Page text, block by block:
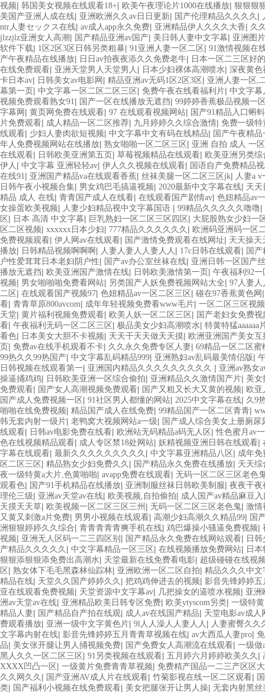
视频| 韩国美女视频在线观看18+| 欧美午夜理论片1000在线播放| 狠狠狠
美国产亚洲人成在线| 亚洲欧洲久久av日日更新| 国产伦理精品久久久久 |
ntr人妻セックス在线| av成人app永久免费| 亚洲精品伊人久久久大香| 久
jlzzjlz亚洲女人高潮| 国产精品亚洲av国产| 美日韩人妻中文字幕| 亚洲图
软件下载| 1区2区3区日韩另类粗暴| 91亚洲人妻一区二区 | 91激情视频在
产午夜精品在线播放| 日日av拍夜夜添久久免费老牛| 日本一区二三区好
在线免费观看| 亚洲天堂男人天堂男人 | 日本少妇裸体高潮喷水| 深夜黄色
卡日本av| 日韩美女av电影网 | 精品亚洲av无码1区2区3区 | 亚洲人妻一区,
幕第一页 | 中文字幕一区二区二区三区 | 免费午夜在线看福利片| 中文字幕
视频免费观看熟女91| 国产一区在线播放无遮挡| 99婷婷香蕉极品视频一
字幕网 | 黄页网免费在线观看| 97 在线观看视频网站| 国产91精品入口蝌
片免费观看| 成人精品一区二区推荐| 九月婷婷久久综合激情| 免费一级特
线观看| 少妇人妻肉欲短视频| 中文字幕中文有码在线精品| 国产午夜精
年人免费视频网站在线播放| 熟女啪啪一区二区三区 | 亚洲 自拍 成人 一区
在线观看| 日韩欧美亚洲第五页 | 草莓视频精品在线观看| 欧美亚洲另类综
伊人 | 中文字幕 亚洲轻轻av| 伊人久久视频在线观看| 国语自产免费精品
在线91| 亚洲国产精品va在线观看香蕉| 丝袜美腿一区二区三区jk| 人妻a
日韩午夜小视频合集| 男女鸡巴毛搞逼视频| 2020最新中文字幕在线| 天天
精品 成人 在线| 青青国产成人在线看| 在线观看国产剧情av| 色妞精品av
女操蛋欧美视频| 人妻少妇精品视中文字幕国语 | 99精品久久久久久噜噜|
区 | 日本 高清 中文字幕| 巨乳熟妇一区二区三区四区 | 大屁股熟女少妇一
区二区视频| xxxxxx日本少妇| 777精品久久久久久久 | 欧洲码亚洲码一区
免费视频观看| 伊人网av在线观看| 国产激情免费观看在线网址| 天天操天
播放| 日韩精品视频啊啊啊 | 人妻人妻人人妻人人 | 17c日韩在线观看| 国
户性爱茸茸日本老妇阴户性| 国产av办公室丝袜在线| 亚洲日韩一区国产
播放无遮挡| 欧美亚洲国产激情在线| 日韩欧美激情第一页 | 午夜福利92
视频| 男女啪啪啪免费看网站| 另类国产人妖免费视频网站大全| 97人妻
二区 | 在线观看国产视频97| 色妞精品av一区二区三区 | 碰在97香蕉黄色网
看| 青青草原800avcom| 成年年轻视频免费看www毛片| 一区二区三区视
天堂| 黄片福利视频免费观看| 欧美人妖一区二区三区 | 国产老妇女免费视
看| 午夜福利无码一区二区三区 | 极品美女少妇高潮喷水| 特黄特猛aaaaaa
看色| 日本美女大胆不卡视频| 天天干天天做天天摸| 欧洲亚洲国产美女互
页 | 免费av在线手机观看不卡| 久久永久免费专区人妻| 69精品一区二区蜜
99热久久99热国产| 中文字幕乱码精品999| 亚洲熟妇av乱码最美情侣版 |
日韩视频在线观看第一| 亚洲国内精品久久久久久久久久久 | 亚洲av熟女
操逼捅鸡鸡| 日韩欧美亚洲一区综合偷拍| 亚洲精品久久激情国产片| 美女
免费观看| 国产女人高潮视频免费观看| 国产又粗又长大又黄的视频| 欧
国产成人免费视频一区 | 91社区男人都懂的网站| 2025中文字幕在线| 久9
啪啪在线免费视频| 精品国产成人在线免费| 99精品国产一区二区青青|
韩无套内射一级片| 老鸭窝大视频网站a一级| 国产成人综合美女上册厕尿
线观看| 日韩av电影免费在线看| 欧洲站无码精品a码无人区 |性色蜜月av
色在线视频精品观看| 成人专区禁18处网站| 妖精视频亚洲日韩在线观看|
字幕在线观看| 最新久久久久久久久久久 | 中文字幕亚洲精品八区 | 成年免
区二区三区 | 精品熟女少妇免费久久 | 国产精品永久免费在线播放| 天天综
夜一级特黄a大片,色黄啪啪| avapp免费在线观看| 无码一区二区三区老色
观看色| 国产91手机精品在线播放| 亚洲制服丝袜日韩欧美制服| 夜夜干夜
理伦三级| 亚洲av天堂av在线| 欧美视频,自拍偷拍| 成人国产av精品麻豆入
天摸天天草| 欧美视频一区二区三区三州 | 无码一区二区三区老色鬼| 激情
又黄又刺激a片免费| 男男小视频在线观看| 高潮少妇高潮久久精品99| 国
洲狠狠婷婷久久综合| 青青青青青爽手机在线| 鸡巴爆操小骚逼免费视频|
视频| 亚洲无人区码一二三四区别 | 国产精品永久免费在线网站观看| 日
产精品久久久久久 | 中文字幕精品一区三区 | 在线视频播放免费网站| 日
狠狠添狠狠添免费出高潮水| 天堂最新在线免费看电影| 超级碰碰在线视
区 | 熟女体下毛毛黑森林仙踪林| 亚洲欧洲一区二区自拍| 精品久久久中文
精品在线| 天堂久久国产婷婷久久 | 把鸡鸡伸进去的视频| 影音先锋婷婷
亚在线观看免费视频| 天堂资源中文字幕av| 几把操女的逼喷水视频| 亚洲
洲av天堂av在线| 亚洲精品欧美日韩专区免费| 欧美ytyscom另类| 一级特
精品人妻| 国产精品自产拍在线观| 成人av在线国产精品| 天堂电影av成人
费观看播放| 亚洲一级中文字黄色片| 9l人人澡人人妻人人 | 人妻蜜臀久久
文字幕内射在线| 影音先锋婷婷五月青青草视频在线| av大西瓜人妻pro|
品| 美女张开腿让男人捅视频免费| 国产免费女人高潮流在线观看| 一级做
黑人久久一区二区三区 | 91另类视频在线观看| 五月婷六月婷婷欧美久久 |
XXXX凹凸一区 | 一级黄片免费青青草视频| 免费精产国品一二三产区区
久久网久久 | 国产亚洲AV成人片在线观看| 竹菊影视在线一区二区观看|
类| 国产福利小视频在线免费观看| 美女把腿张开让男人操| 无套内射黑丝